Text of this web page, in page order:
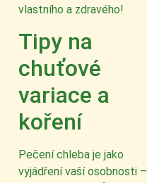
vlastního a zdravého!
Tipy na
chuťové
variace a
koření
Pečení chleba je jako
vyjádření vaší osobnosti –